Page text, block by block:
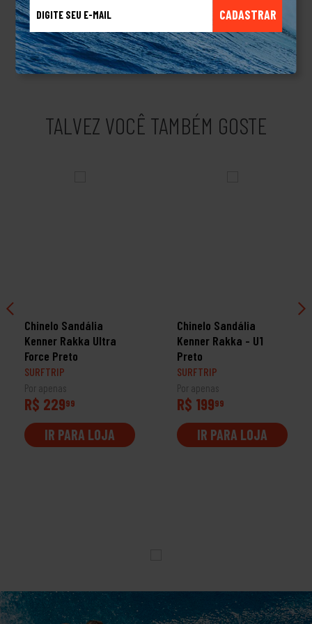
CADASTRAR
através do estilo de vida dos surfistas, um estilo jovem e
praiano. Com o crescimento da marca a Kenner passou a ser
conhecida dentro e fora do mundo do surf, criando diferentes
linhas de produtos e acessórios.Produto Original.
TALVEZ VOCÊ TAMBÉM GOSTE
Chinelo Sandália
Kenner Rakka Ultra
Force Preto
SURFTRIP
Por apenas
R$ 22999
IR PARA LOJA
Chinelo Sandália
Kenner Rakka - U1
Preto
SURFTRIP
Por apenas
R$ 19999
IR PARA LOJA